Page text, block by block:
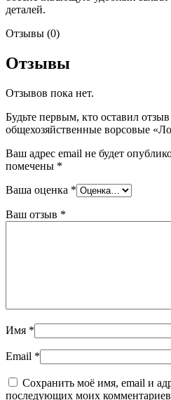
деталей.
Отзывы (0)
Отзывы
Отзывов пока нет.
Будьте первым, кто оставил
общехозяйственные ворсовые
Ваш адрес email не будет
помечены *
Ваша оценка *
Ваш отзыв *
Имя *
Email *
Сохранить моё имя, email и
последующих моих